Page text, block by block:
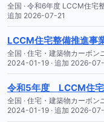
全国 · 令和6年度 LCCM住宅
追加 2026-07-21
LCCM住宅整備推進事
全国 · 住宅・建築物カーボ
2024-01-19 · 追加 2026-
令和5年度 LCCM住宅
全国 · 住宅・建築物カーボ
2024-01-19 · 追加 2026-